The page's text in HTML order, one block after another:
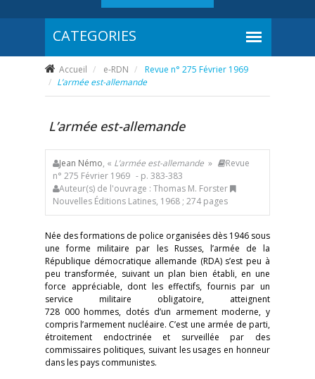
Accueil e-RDN
Revue n° 275 Février 1969
L’armée est-allemande
L’armée est-allemande
Jean Némo, « L’armée est-allemande »
Revue
n° 275 Février 1969 - p. 383-383
Auteur(s) de l'ouvrage : Thomas M. Forster
Nouvelles Éditions Latines, 1968 ; 274 pages
Née des formations de police organisées dès 1946 sous
une forme militaire par les Russes, l’armée de la
République démocratique allemande (RDA) s’est peu à
peu transformée, suivant un plan bien établi, en une
force appréciable, dont les effectifs, fournis par un
service militaire obligatoire, atteignent
728 000 hommes, dotés d’un armement moderne, y
compris l’armement nucléaire. C’est une armée de parti,
étroitement endoctrinée et surveillée par des
commissaires politiques, suivant les usages en honneur
dans les pays communistes.